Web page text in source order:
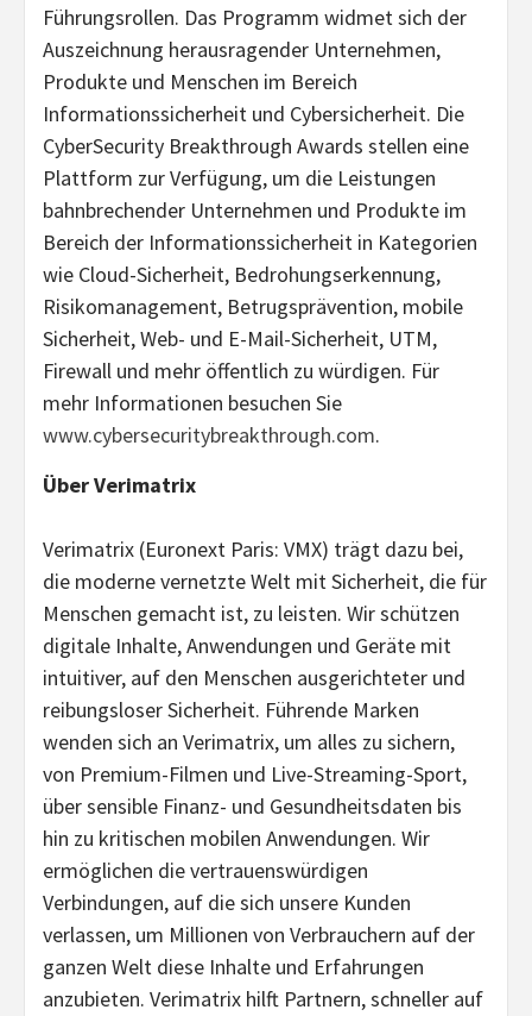
Führungsrollen. Das Programm widmet sich der
Auszeichnung herausragender Unternehmen,
Produkte und Menschen im Bereich
Informationssicherheit und Cybersicherheit. Die
CyberSecurity Breakthrough Awards stellen eine
Plattform zur Verfügung, um die Leistungen
bahnbrechender Unternehmen und Produkte im
Bereich der Informationssicherheit in Kategorien
wie Cloud-Sicherheit, Bedrohungserkennung,
Risikomanagement, Betrugsprävention, mobile
Sicherheit, Web- und E-Mail-Sicherheit, UTM,
Firewall und mehr öffentlich zu würdigen. Für
mehr Informationen besuchen Sie
www.cybersecuritybreakthrough.com.
Über Verimatrix
Verimatrix (Euronext Paris: VMX) trägt dazu bei,
die moderne vernetzte Welt mit Sicherheit, die für
Menschen gemacht ist, zu leisten. Wir schützen
digitale Inhalte, Anwendungen und Geräte mit
intuitiver, auf den Menschen ausgerichteter und
reibungsloser Sicherheit. Führende Marken
wenden sich an Verimatrix, um alles zu sichern,
von Premium-Filmen und Live-Streaming-Sport,
über sensible Finanz- und Gesundheitsdaten bis
hin zu kritischen mobilen Anwendungen. Wir
ermöglichen die vertrauenswürdigen
Verbindungen, auf die sich unsere Kunden
verlassen, um Millionen von Verbrauchern auf der
ganzen Welt diese Inhalte und Erfahrungen
anzubieten. Verimatrix hilft Partnern, schneller auf